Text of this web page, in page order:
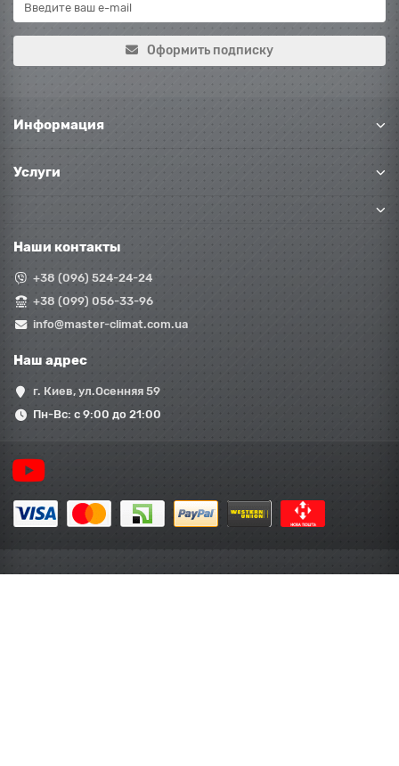
Оформить подписку
Информация
Услуги
Наши контакты
+38 (096) 524-24-24
+38 (099) 056-33-96
info@master-climat.com.ua
Наш адрес
г. Киев, ул.Осенняя 59
Пн-Вс: с 9:00 до 21:00